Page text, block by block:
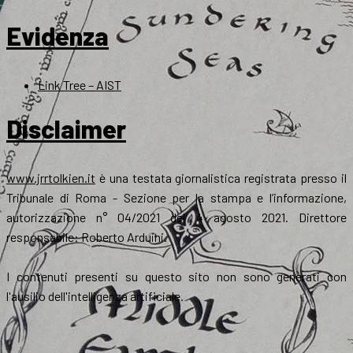
Evidenza
Link Tree – AIST
Disclaimer
www.jrrtolkien.it è una testata giornalistica registrata presso il
Tribunale di Roma - Sezione per la stampa e l’informazione,
autorizzazione n° 04/2021 del 4 agosto 2021. Direttore
responsabile: Roberto Arduini.
I contenuti presenti su questo sito non sono generati con
l'ausilio dell'intelligenza artificiale.